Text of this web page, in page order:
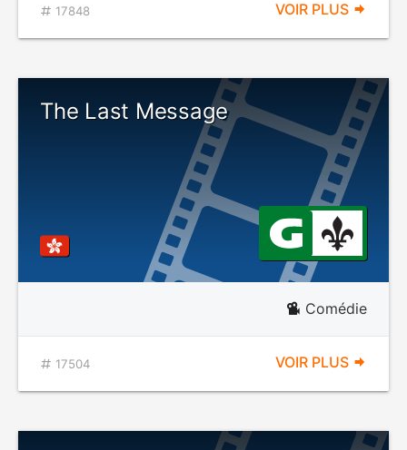
17848 VOIR PLUS
The Last Message
Comédie
17504 VOIR PLUS